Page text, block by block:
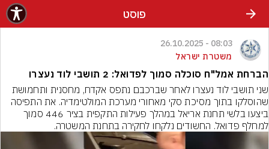
פוסט
08:03 - 26.10.2025
משטרת ישראל
הברחת אמל"ח סוכלה סמוך לפדואל: 2 תושבי לוד נעצרו
למחלף פדואל. החשודים נלקחו לחקירה בתחנת המשטרה.